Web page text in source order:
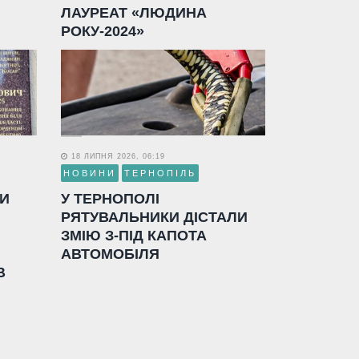
ЛАУРЕАТ «ЛЮДИНА
РОКУ-2024»
18 ЛИПНЯ 2026, 06:19
НОВИНИ ТЕРНОПІЛЬ
У ТЕРНОПОЛІ
РЯТУВАЛЬНИКИ ДІСТАЛИ
ЗМІЮ З-ПІД КАПОТА
АВТОМОБІЛЯ